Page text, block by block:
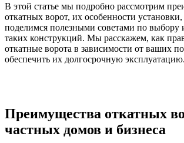
В этой статье мы подробно рассмотрим
откатных ворот, их особенности
поделимся полезными советами по
таких конструкций. Мы расскажем, как
откатные ворота в зависимости от ваших
обеспечить их долгосрочную эксплуатацию.
Преимущества откатных
частных домов и бизнеса